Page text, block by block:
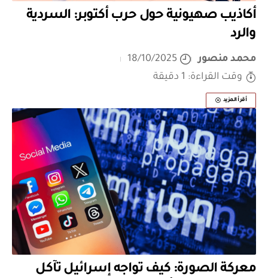
أكاذيب صهيونية حول حرب أكتوبر: السردية
والرد
محمد منصور
18/10/2025
وقت القراءة: 1 دقيقة
أقرأ المزيد
معركة الصورة: كيف تواجه إسرائيل تآكل